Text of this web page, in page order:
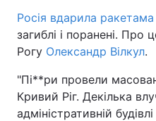
Росія вдарила ракетама
загиблі і поранені.
Рогу Олександр Вілкул.
"Пі**ри провели
Кривий Ріг. Декілька
адміністративній